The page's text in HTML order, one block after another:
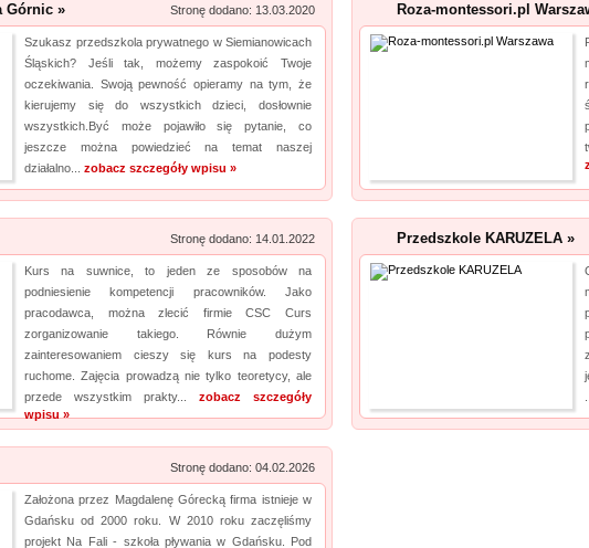
jak i oddział szpitalny. Wykonuje się tam usuwanie prostaty laserem, a także laserowe
usuwanie kamieni nerkowych. Jak więc widać, operacja laserowa jest powszechna. Daje
to pacjentom możliwość szybkiego powrotu d...
Górnic » Stronę dodano: 13.03.2020
Szukasz przedszkola prywatnego w Siemianowicach
Śląskich? Jeśli tak, możemy zaspokoić Twoje
oczekiwania. Swoją pewność opieramy na tym, że
kierujemy się do wszystkich dzieci, dosłownie
wszystkich.Być może pojawiło się pytanie, co
jeszcze można powiedzieć na temat naszej
działalno... zobacz szczegóły wpisu »
Roza-montessori.pl
Stronę dodano: 14.01.2022
Kurs na suwnice, to jeden ze sposobów na
podniesienie kompetencji pracowników. Jako
pracodawca, można zlecić firmie CSC Curs
zorganizowanie takiego. Równie dużym
zainteresowaniem cieszy się kurs na podesty
ruchome. Zajęcia prowadzą nie tylko teoretycy, ale
przede wszystkim prakty... zobacz szczegóły
wpisu »
Przedszkole KARUZELA »
Stronę dodano: 04.02.2026
Założona przez Magdalenę Górecką firma istnieje w
Gdańsku od 2000 roku. W 2010 roku zaczęliśmy
projekt Na Fali - szkoła pływania w Gdańsku. Pod